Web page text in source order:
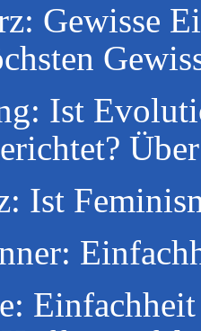
Gewisse
Ist
Ist